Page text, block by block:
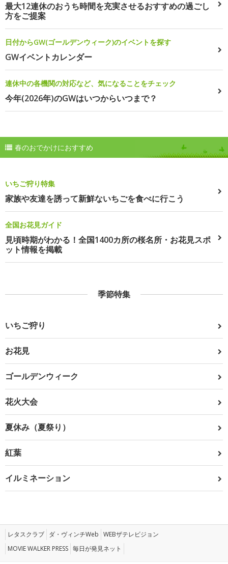
最大12連休のおうち時間を充実させるおすすめの過ごし
方をご提案
日付からGW(ゴールデンウィーク)のイベントを探す
GWイベントカレンダー
連休中の各機関の対応など、気になることをチェック
今年(2026年)のGWはいつからいつまで？
春のおでかけにおすすめ
いちご狩り特集
家族や友達を誘って新鮮ないちごを食べに行こう
全国お花見ガイド
見頃時期がわかる！全国1400カ所の桜名所・お花見スポ
ット情報を掲載
季節特集
いちご狩り
お花見
ゴールデンウィーク
花火大会
夏休み（夏祭り）
紅葉
イルミネーション
レタスクラブ ダ・ヴィンチWeb WEBザテレビジョン
MOVIE WALKER PRESS 毎日が発見ネット